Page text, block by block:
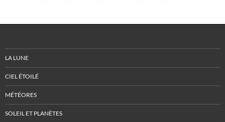
LA LUNE
CIEL ÉTOILÉ
MÉTÉORES
SOLEIL ET PLANÈTES